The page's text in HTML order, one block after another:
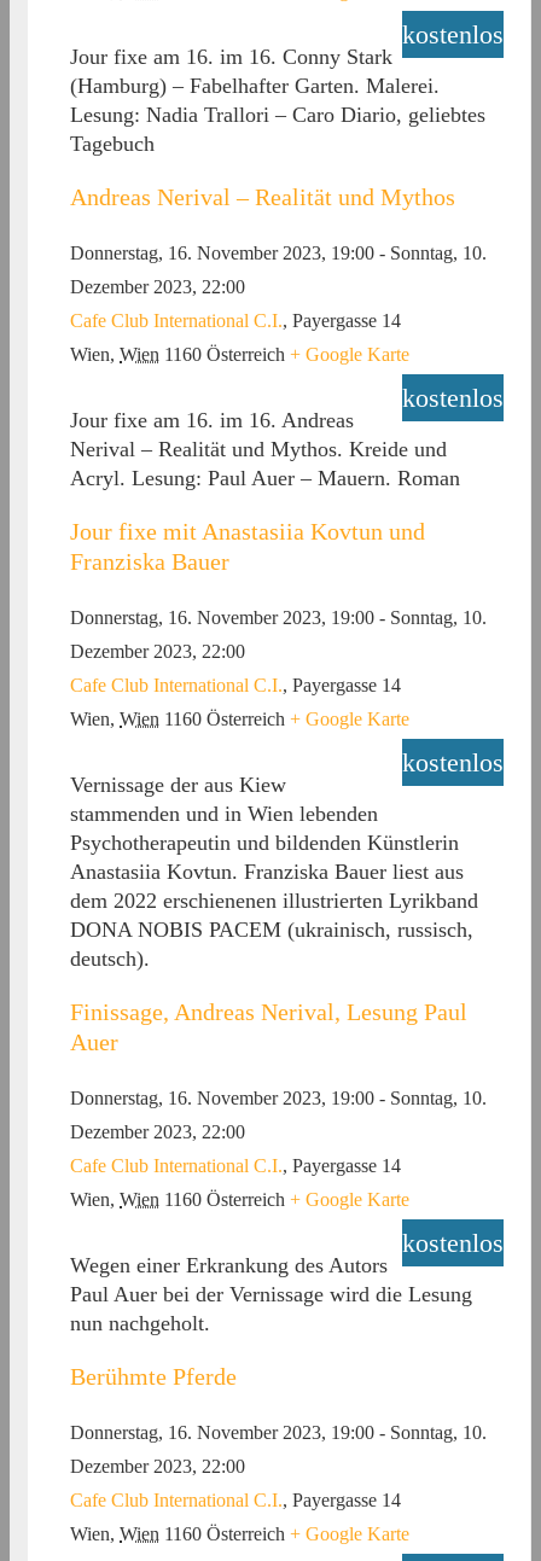
kostenlos
Jour fixe am 16. im 16. Conny Stark
(Hamburg) – Fabelhafter Garten. Malerei.
Lesung: Nadia Trallori – Caro Diario, geliebtes
Tagebuch
Andreas Nerival – Realität und Mythos
Donnerstag, 16. November 2023, 19:00 - Sonntag, 10.
Dezember 2023, 22:00
Cafe Club International C.I., Payergasse 14
Wien, Wien 1160 Österreich + Google Karte
kostenlos
Jour fixe am 16. im 16. Andreas
Nerival – Realität und Mythos. Kreide und
Acryl. Lesung: Paul Auer – Mauern. Roman
Jour fixe mit Anastasiia Kovtun und
Franziska Bauer
Donnerstag, 16. November 2023, 19:00 - Sonntag, 10.
Dezember 2023, 22:00
Cafe Club International C.I., Payergasse 14
Wien, Wien 1160 Österreich + Google Karte
kostenlos
Vernissage der aus Kiew
stammenden und in Wien lebenden
Psychotherapeutin und bildenden Künstlerin
Anastasiia Kovtun. Franziska Bauer liest aus
dem 2022 erschienenen illustrierten Lyrikband
DONA NOBIS PACEM (ukrainisch, russisch,
deutsch).
Finissage, Andreas Nerival, Lesung Paul
Auer
Donnerstag, 16. November 2023, 19:00 - Sonntag, 10.
Dezember 2023, 22:00
Cafe Club International C.I., Payergasse 14
Wien, Wien 1160 Österreich + Google Karte
kostenlos
Wegen einer Erkrankung des Autors
Paul Auer bei der Vernissage wird die Lesung
nun nachgeholt.
Berühmte Pferde
Donnerstag, 16. November 2023, 19:00 - Sonntag, 10.
Dezember 2023, 22:00
Cafe Club International C.I., Payergasse 14
Wien, Wien 1160 Österreich + Google Karte